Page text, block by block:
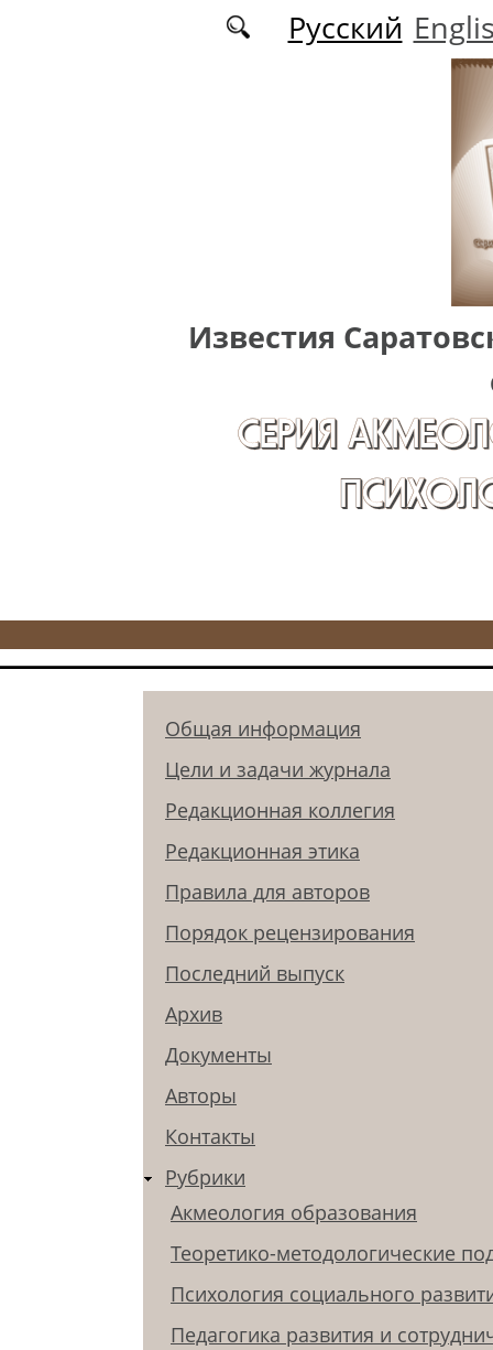
Перейти к основному содержаниюРусский
Известия
СЕРИЯ
Общая информация
Цели и задачи журнала
Редакционная коллегия
Редакционная этика
Правила для авторов
Порядок рецензирования
Последний выпуск
Архив
Документы
Авторы
Контакты
Рубрики
Акмеология образования
Теоретико-методологические
Психология социального
Педагогика развития и